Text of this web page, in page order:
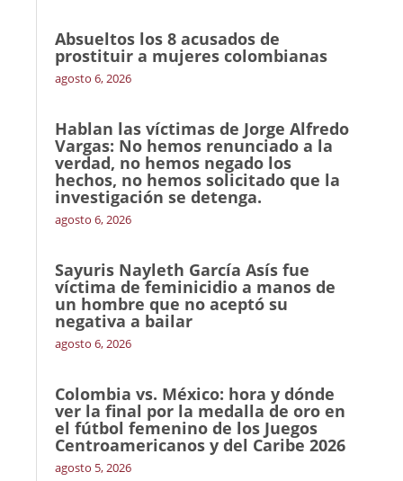
Absueltos los 8 acusados de
prostituir a mujeres colombianas
agosto 6, 2026
Hablan las víctimas de Jorge Alfredo
Vargas: No hemos renunciado a la
verdad, no hemos negado los
hechos, no hemos solicitado que la
investigación se detenga.
agosto 6, 2026
Sayuris Nayleth García Asís fue
víctima de feminicidio a manos de
un hombre que no aceptó su
negativa a bailar
agosto 6, 2026
Colombia vs. México: hora y dónde
ver la final por la medalla de oro en
el fútbol femenino de los Juegos
Centroamericanos y del Caribe 2026
agosto 5, 2026